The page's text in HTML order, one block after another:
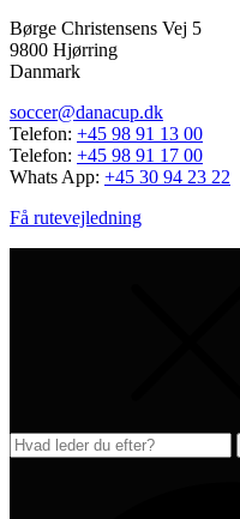
Børge Christensens Vej 5
9800 Hjørring
Danmark
soccer@danacup.dk
Telefon: +45 98 91 13 00
Telefon: +45 98 91 17 00
Whats App: +45 30 94 23 22
Få rutevejledning